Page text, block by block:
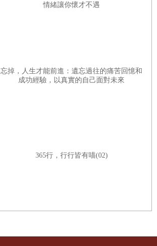
情緒讓你懷才不遇
忘掉，人生才能前進：遺忘過往的痛苦回憶和
成功經驗，以真實的自己面對未來
365行，行行皆有喵(02)